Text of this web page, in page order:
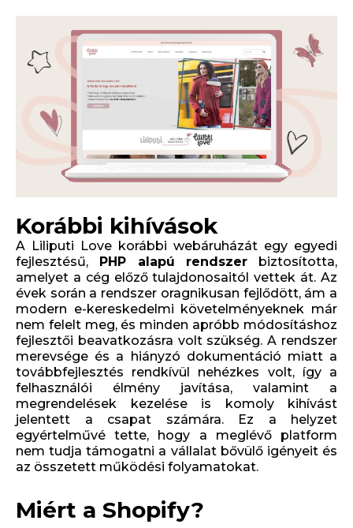
Korábbi kihívások
A Liliputi Love korábbi webáruházát egy egyedi
fejlesztésű, PHP alapú rendszer biztosította,
amelyet a cég előző tulajdonosaitól vettek át. Az
évek során a rendszer oragnikusan fejlődött, ám a
modern e-kereskedelmi követelményeknek már
nem felelt meg, és minden apróbb módosításhoz
fejlesztői beavatkozásra volt szükség. A rendszer
merevsége és a hiányzó dokumentáció miatt a
továbbfejlesztés rendkívül nehézkes volt, így a
felhasználói élmény javítása, valamint a
megrendelések kezelése is komoly kihívást
jelentett a csapat számára. Ez a helyzet
egyértelművé tette, hogy a meglévő platform
nem tudja támogatni a vállalat bővülő igényeit és
az összetett működési folyamatokat.
Miért a Shopify?